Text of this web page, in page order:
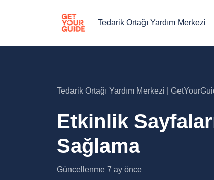
Tedarik Ortağı Yardım Merkezi
Tedarik Ortağı Yardım Merkezi |
Etkinlik
Sağlama
Güncellenme 7 ay önce